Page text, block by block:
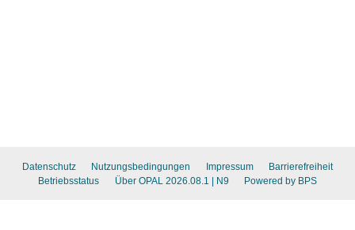
Datenschutz Nutzungsbedingungen Impressum
Barrierefreiheit
Betriebsstatus
Über OPAL 2026.08.1 | N9 Powered by BPS